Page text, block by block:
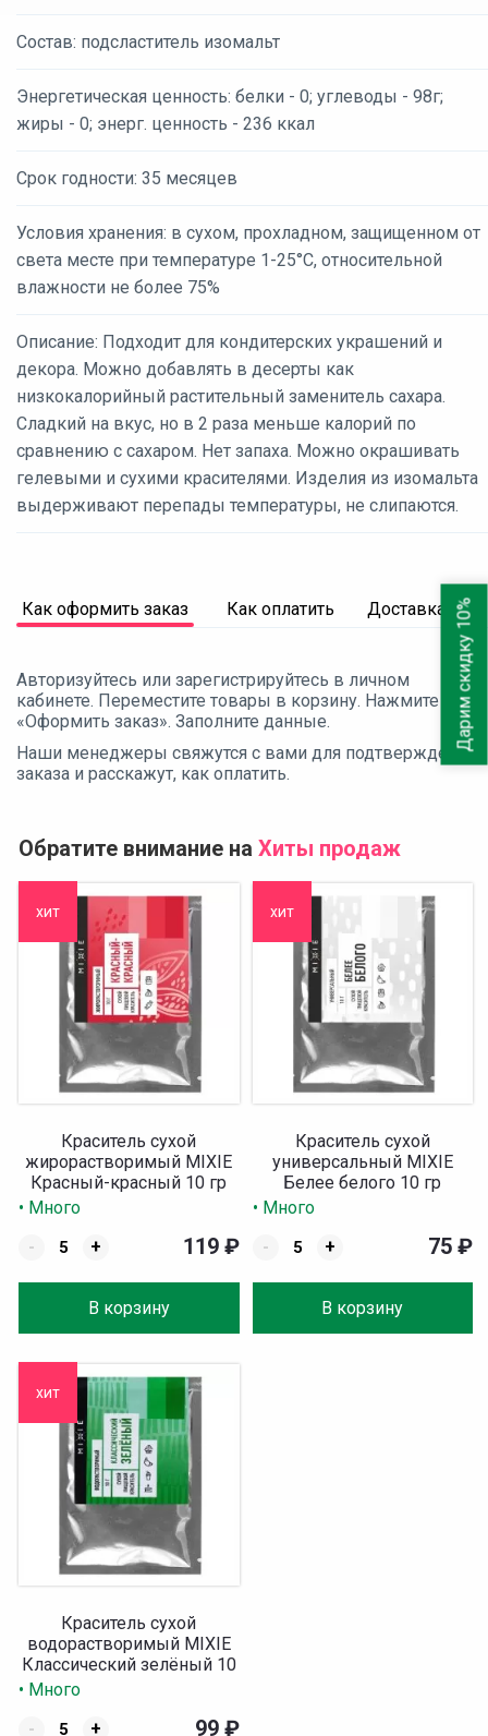
Состав: подсластитель изомальт
Энергетическая ценность: белки - 0; углеводы - 98г;
жиры - 0; энерг. ценность - 236 ккал
Срок годности: 35 месяцев
Условия хранения: в сухом, прохладном, защищенном от
света месте при температуре 1-25°C, относительной
влажности не более 75%
Описание: Подходит для кондитерских украшений и
декора. Можно добавлять в десерты как
низкокалорийный растительный заменитель сахара.
Сладкий на вкус, но в 2 раза меньше калорий по
сравнению с сахаром. Нет запаха. Можно окрашивать
гелевыми и сухими красителями. Изделия из изомальта
выдерживают перепады температуры, не слипаются.
Как оформить заказ Как оплатить Доставка
Авторизуйтесь или зарегистрируйтесь в личном
кабинете. Переместите товары в корзину. Нажмите
«Оформить заказ». Заполните данные.
Наши менеджеры свяжутся с вами для подтверждения
заказа и расскажут, как оплатить.
Обратите внимание на Хиты продаж
хит
Краситель сухой
жирорастворимый MIXIE
Красный-красный 10 гр
• Много
-
+
В корзину
119 ₽
хит
Краситель сухой
универсальный MIXIE
Белее белого 10 гр
• Много
-
+
В корзину
75 ₽
хит
Краситель сухой
водорастворимый MIXIE
Классический зелёный 10
• Много
-
+ 99 ₽
Дарим скидку 10%